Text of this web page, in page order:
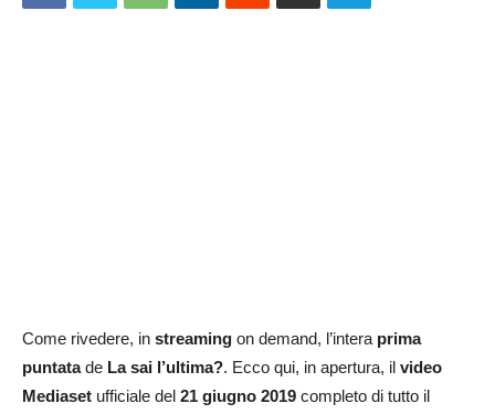
Come rivedere, in streaming on demand, l’intera prima
puntatade La sai l’ultima?. Ecco qui, in apertura, il video
Mediaset ufficiale del 21 giugno 2019 completo di tutto il